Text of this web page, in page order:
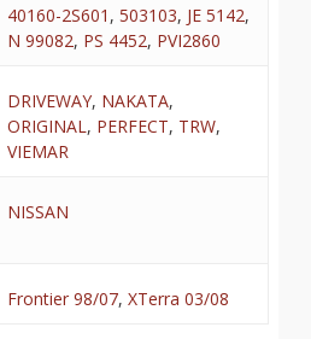
40160-2S601 , 503103, JE 5142,
N 99082, PS 4452, PVI2860
DRIVEWAY, NAKATA,
ORIGINAL, PERFECT, TRW,
VIEMAR
NISSAN
Frontier 98/07, XTerra 03/08